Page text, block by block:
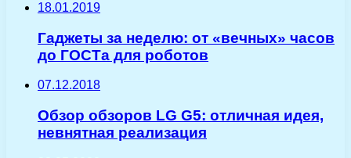
18.01.2019
Гаджеты за неделю: от «вечных» часов
до ГОСТа для роботов
07.12.2018
Обзор обзоров LG G5: отличная идея,
невнятная реализация